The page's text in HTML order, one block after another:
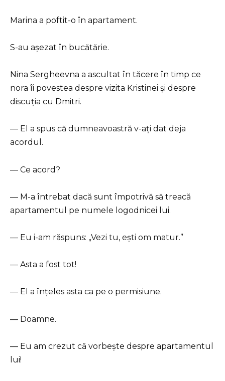
Marina a poftit-o în apartament.
S-au așezat în bucătărie.
Nina Sergheevna a ascultat în tăcere în timp ce
nora îi povestea despre vizita Kristinei și despre
discuția cu Dmitri.
— El a spus că dumneavoastră v-ați dat deja
acordul.
— Ce acord?
— M-a întrebat dacă sunt împotrivă să treacă
apartamentul pe numele logodnicei lui.
— Eu i-am răspuns: „Vezi tu, ești om matur.”
— Asta a fost tot!
— El a înțeles asta ca pe o permisiune.
— Doamne.
— Eu am crezut că vorbește despre apartamentul
lui!